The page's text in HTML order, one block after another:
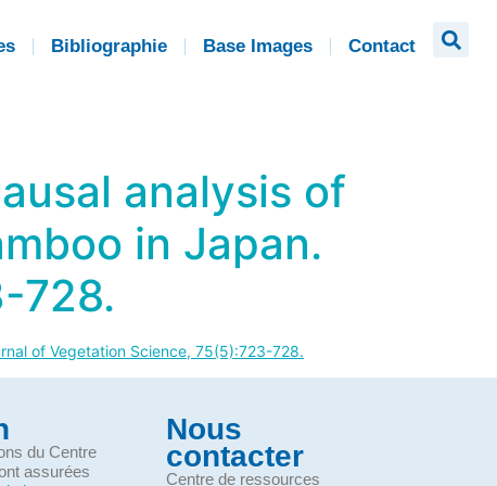
Bibliographie Base Images Contact
analysis of
in Japan.
728.
of Vegetation Science, 75(5):723-728.
du Centre
assurées
Nous
contacter
Centre de ressources